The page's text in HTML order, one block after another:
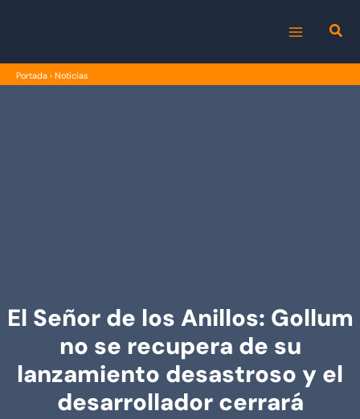
MENU
Portada › Noticias
El Señor de los Anillos: Gollum
no se recupera de su
lanzamiento desastroso y el
desarrollador cerrará